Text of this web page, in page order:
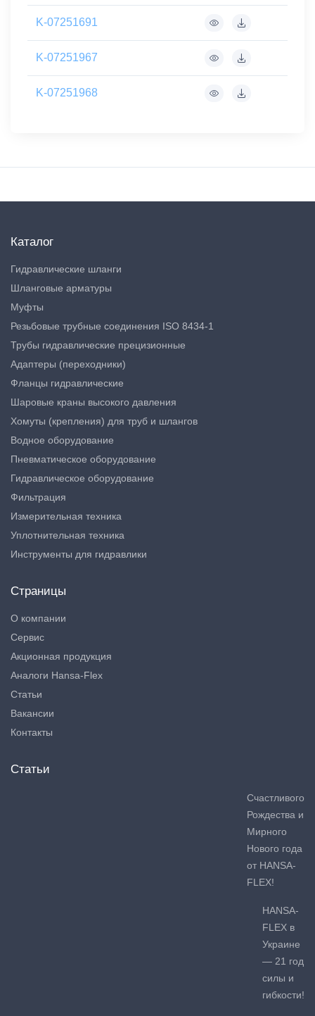
K-07251691
K-07251967
K-07251968
Каталог
Гидравлические шланги
Шланговые арматуры
Муфты
Резьбовые трубные соединения ISO 8434-1
Трубы гидравлические прецизионные
Адаптеры (переходники)
Фланцы гидравлические
Шаровые краны высокого давления
Хомуты (крепления) для труб и шлангов
Водное оборудование
Пневматическое оборудование
Гидравлическое оборудование
Фильтрация
Измерительная техника
Уплотнительная техника
Инструменты для гидравлики
Страницы
О компании
Сервис
Акционная продукция
Аналоги Hansa-Flex
Статьи
Вакансии
Контакты
Статьи
Счастливого
Рождества и
Мирного
Нового года
от HANSA-
FLEX!
HANSA-
FLEX в
Украине
— 21 год
силы и
гибкости!